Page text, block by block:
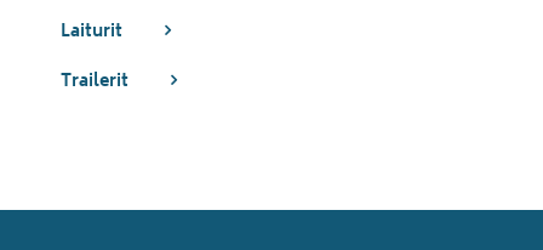
Laiturit
Trailerit